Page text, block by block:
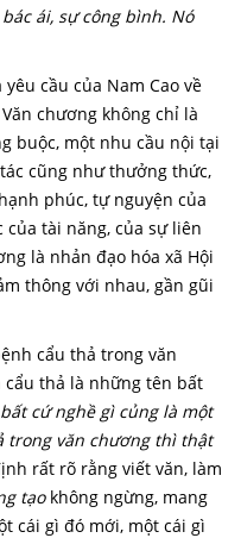
ái, sự công bình. Nó
cầu của Nam Cao về
chương không chỉ là
buộc, một nhu cầu nội tại
cũng như thưởng thức,
phúc, tự nguyện của
tài năng, của sự liên
là nhản đạo hóa xã Hội
thông với nhau, gần gũi
cẩu thả trong văn
thả là những tên bất
bất cứ nghề gì củng là một
trong văn chương thì thật
rất rõ rằng viết văn, làm
tạokhông ngừng, mang
cái gì đó mới, một cái gì